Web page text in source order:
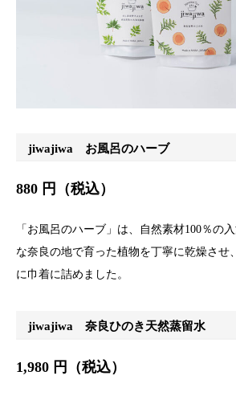
jiwajiwa お風呂のハーブ
880 円（税込）
「お風呂のハーブ」は、自然素材100％の
な奈良の地で育った植物を丁寧に乾燥させ
に巾着に詰めました。
jiwajiwa 奈良ひのき天然蒸留水
1,980 円（税込）